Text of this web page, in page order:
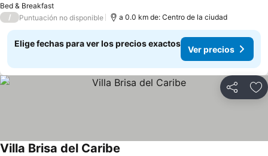
Bed & Breakfast
/ Puntuación no disponible a 0.0 km de: Centro de la ciudad
Elige fechas para ver los precios exactos
Ver precios
Compartir
Villa Brisa del Caribe